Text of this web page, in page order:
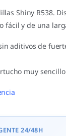
Shiny R538.
fácil y de una
aditivos de
muy
24/48H